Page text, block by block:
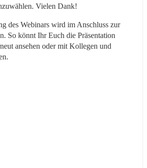
Vielen Dank!
des Webinars wird im Anschluss zur
So könnt Ihr Euch die Präsentation
ansehen oder mit Kollegen und